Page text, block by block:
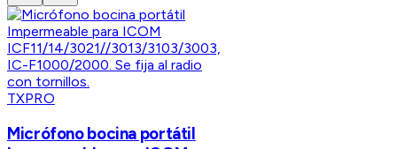
TXPRO
Micrófono bocina portátil